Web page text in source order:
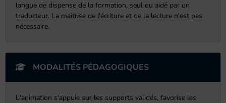
langue de dispense de la formation, seul ou aidé par un
traducteur. La maitrise de l'écriture et de la lecture n'est pas
nécessaire.
MODALITÉS PÉDAGOGIQUES
L'animation s'appuie sur les supports validés, favorise les